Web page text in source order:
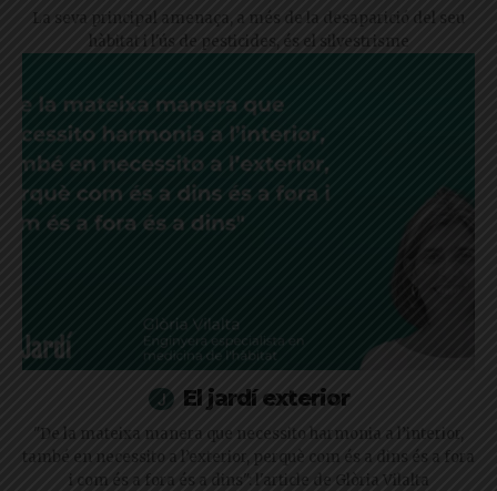
La seva principal amenaça, a més de la desaparició del seu
hàbitat i l'ús de pesticides, és el silvestrisme
El jardí exterior
"De la mateixa manera que necessito harmonia a l’interior,
també en necessito a l’exterior, perquè com és a dins és a fora
i com és a fora és a dins": l'article de Glòria Vilalta